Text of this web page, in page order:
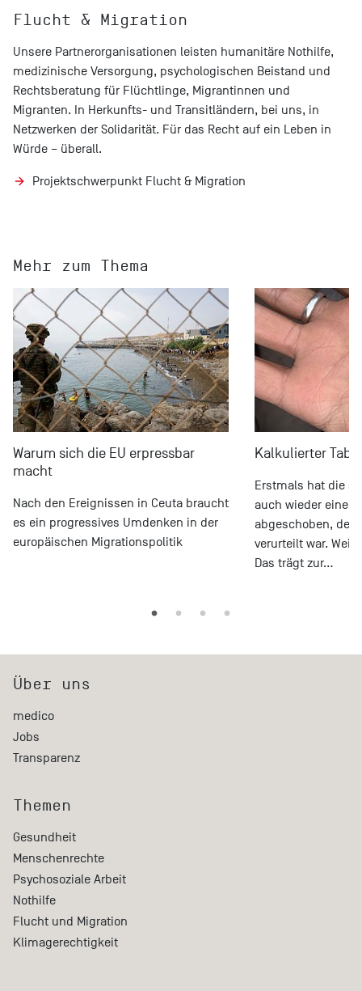
Flucht & Migration
Unsere Partnerorganisationen leisten humanitäre Nothilfe,
medizinische Versorgung, psychologischen Beistand und
Rechtsberatung für Flüchtlinge, Migrantinnen und
Migranten. In Herkunfts- und Transitländern, bei uns, in
Netzwerken der Solidarität. Für das Recht auf ein Leben in
Würde – überall.
Projektschwerpunkt Flucht & Migration
Mehr zum Thema
Warum sich die EU erpressbar
macht
Nach den Ereignissen in Ceuta braucht
es ein progressives Umdenken in der
europäischen Migrationspolitik
Kalkulierter
Erstmals hat die
auch wieder einen
abgeschoben, der
verurteilt war.
Das trägt zur…
Über uns
medico
Jobs
Transparenz
Themen
Gesundheit
Menschenrechte
Psychosoziale Arbeit
Nothilfe
Flucht und Migration
Klimagerechtigkeit